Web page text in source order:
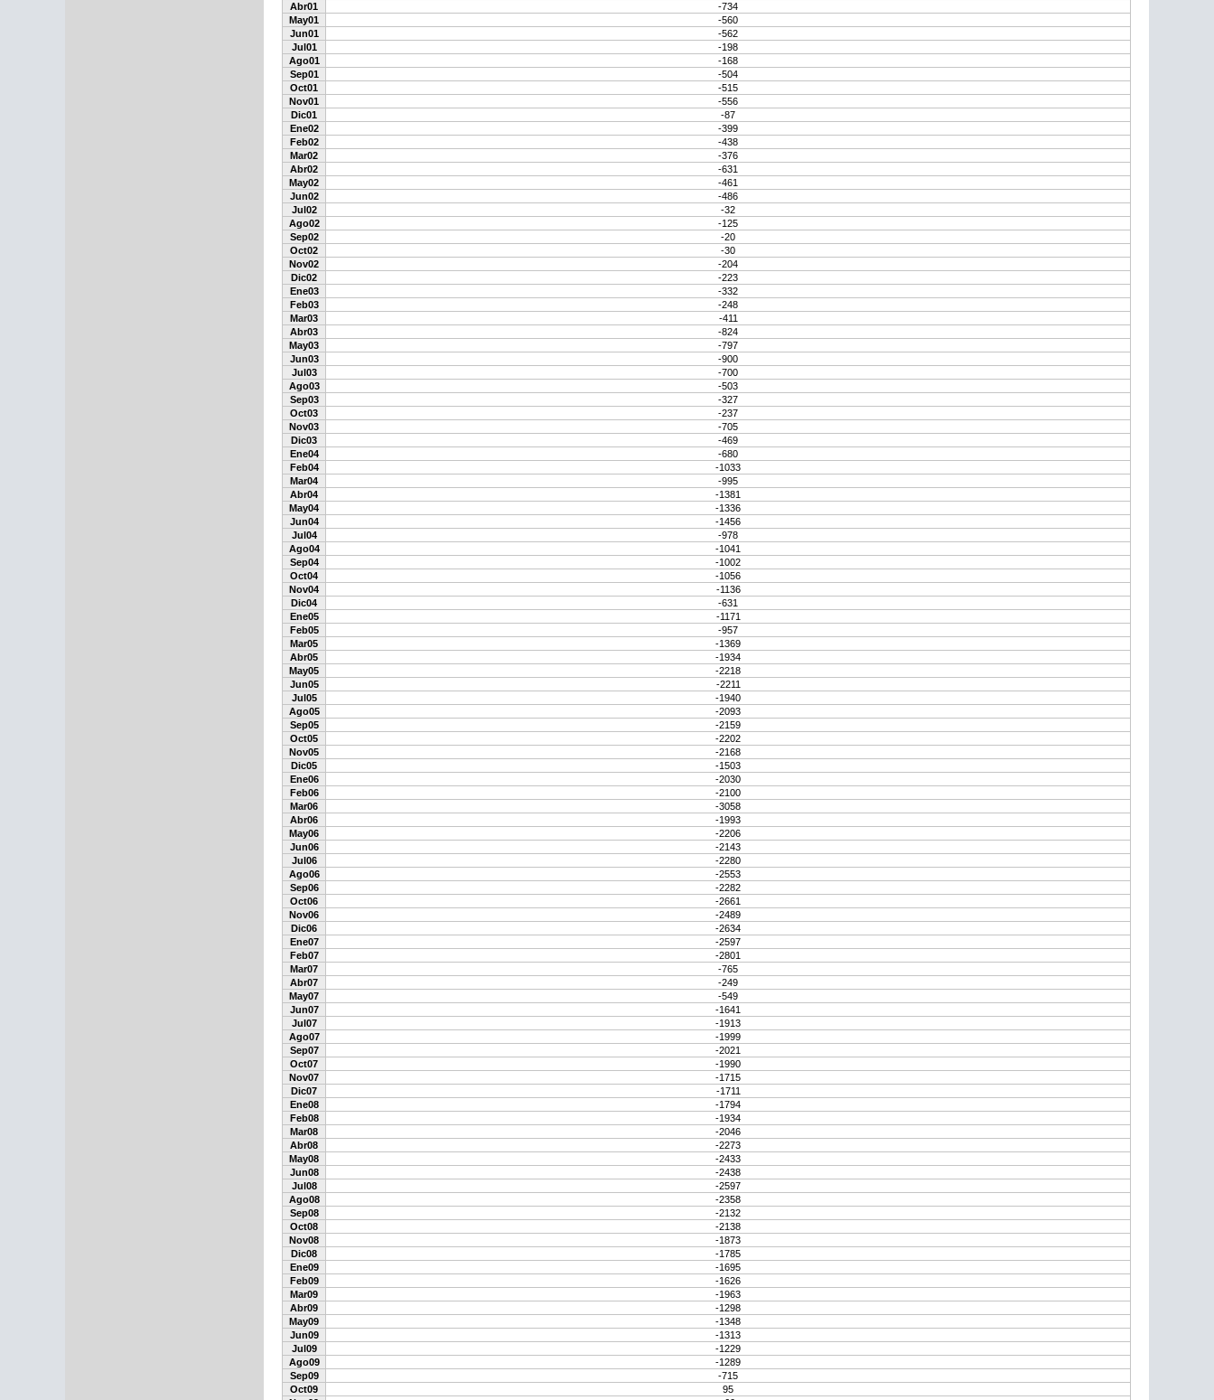
Abr01
-734
May01
-560
Jun01
-562
Jul01
-198
Ago01
-168
Sep01
-504
Oct01
-515
Nov01
-556
Dic01
-87
Ene02
-399
Feb02
-438
Mar02
-376
Abr02
-631
May02
-461
Jun02
-486
Jul02
-32
Ago02
-125
Sep02
-20
Oct02
-30
Nov02
-204
Dic02
-223
Ene03
-332
Feb03
-248
Mar03
-411
Abr03
-824
May03
-797
Jun03
-900
Jul03
-700
Ago03
-503
Sep03
-327
Oct03
-237
Nov03
-705
Dic03
-469
Ene04
-680
Feb04
-1033
Mar04
-995
Abr04
-1381
May04
-1336
Jun04
-1456
Jul04
-978
Ago04
-1041
Sep04
-1002
Oct04
-1056
Nov04
-1136
Dic04
-631
Ene05
-1171
Feb05
-957
Mar05
-1369
Abr05
-1934
May05
-2218
Jun05
-2211
Jul05
-1940
Ago05
-2093
Sep05
-2159
Oct05
-2202
Nov05
-2168
Dic05
-1503
Ene06
-2030
Feb06
-2100
Mar06
-3058
Abr06
-1993
May06
-2206
Jun06
-2143
Jul06
-2280
Ago06
-2553
Sep06
-2282
Oct06
-2661
Nov06
-2489
Dic06
-2634
Ene07
-2597
Feb07
-2801
Mar07
-765
Abr07
-249
May07
-549
Jun07
-1641
Jul07
-1913
Ago07
-1999
Sep07
-2021
Oct07
-1990
Nov07
-1715
Dic07
-1711
Ene08
-1794
Feb08
-1934
Mar08
-2046
Abr08
-2273
May08
-2433
Jun08
-2438
Jul08
-2597
Ago08
-2358
Sep08
-2132
Oct08
-2138
Nov08
-1873
Dic08
-1785
Ene09
-1695
Feb09
-1626
Mar09
-1963
Abr09
-1298
May09
-1348
Jun09
-1313
Jul09
-1229
Ago09
-1289
Sep09
-715
Oct09
95